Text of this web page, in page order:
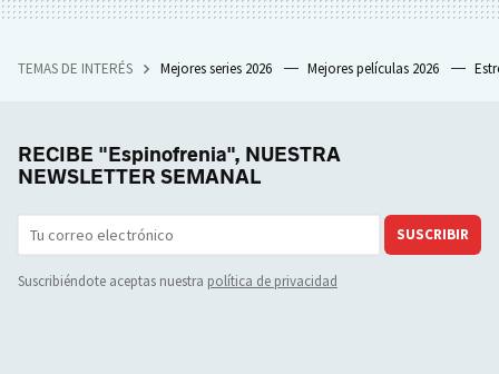
TEMAS DE INTERÉS Mejores series 2026 Mejores películas 2026
RECIBE "Espinofrenia", NUESTRA
NEWSLETTER SEMANAL
SUSCRIBIR
Suscribiéndote aceptas nuestra política de privacidad